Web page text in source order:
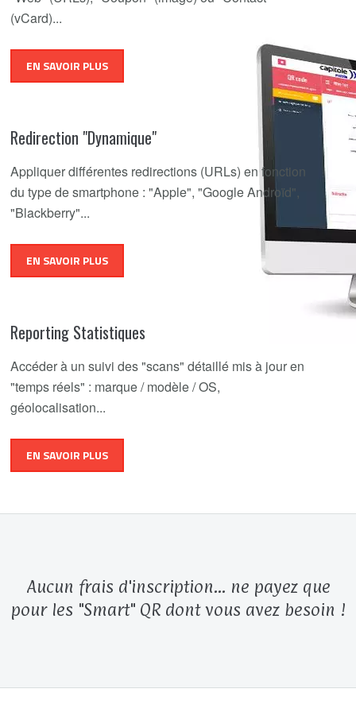
(vCard)...
EN SAVOIR PLUS
Redirection "Dynamique"
Appliquer différentes redirections (URLs) en fonction
du type de smartphone : "Apple", "Google Androïd",
"Blackberry"...
EN SAVOIR PLUS
Reporting Statistiques
Accéder à un suivi des "scans" détaillé mis à jour en
"temps réels" : marque / modèle / OS,
géolocalisation...
EN SAVOIR PLUS
Aucun frais d'inscription... ne payez que
pour les "Smart" QR dont vous avez besoin !